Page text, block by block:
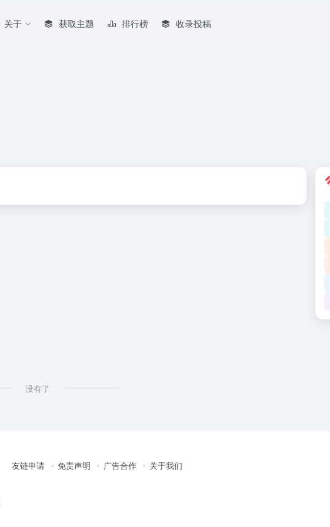
关于 获取主题 排行榜 收录投稿
没有了
友链申请 免责声明 广告合作 关于我们